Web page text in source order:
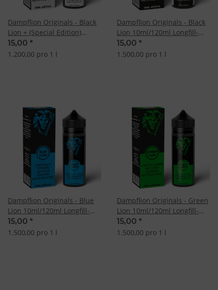
Dampflion Originals - Black
Lion + (Special Edition)
10ml/120ml Longfill-Aroma
15,00 *
1.200,00 pro 1 l
Dampflion Originals - Black
Lion 10ml/120ml Longfill-
Aroma
15,00 *
1.500,00 pro 1 l
Dampflion Originals - Blue
Lion 10ml/120ml Longfill-
Aroma
15,00 *
1.500,00 pro 1 l
Dampflion Originals - Green
Lion 10ml/120ml Longfill-
Aroma
15,00 *
1.500,00 pro 1 l